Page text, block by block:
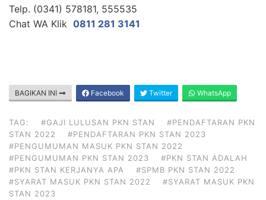
Telp. (0341) 578181, 555535
Chat WA Klik 0811 281 3141
BAGIKAN INI Facebook Twitter WhatsApp
TAG: #GAJI LULUSAN PKN STAN
#PENDAFTARAN PKN
STAN 2022
#PENDAFTARAN PKN STAN 2023
#PENGUMUMAN MASUK PKN STAN 2022
#PENGUMUMAN PKN STAN 2023
#PKN STAN ADALAH
#PKN STAN KERJANYA APA
#SPMB PKN STAN 2022
#SYARAT MASUK PKN STAN 2022
#SYARAT MASUK PKN
STAN 2023